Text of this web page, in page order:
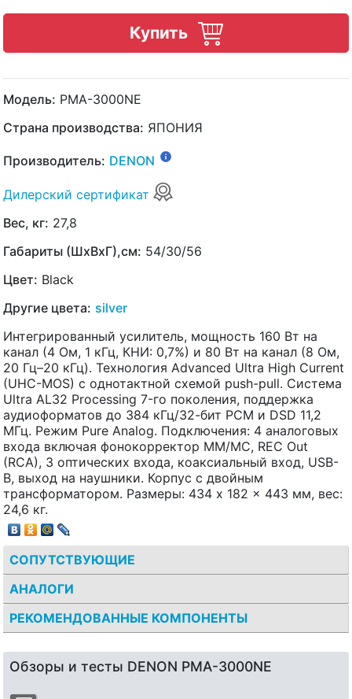
Купить
Модель: PMA-3000NE
Страна производства: ЯПОНИЯ
Производитель: DENON
Дилерский сертификат
Вес, кг: 27,8
Габариты (ШхВхГ),см: 54/30/56
Цвет: Black
Другие цвета: silver
Интегрированный усилитель, мощность 160 Вт на
канал (4 Ом, 1 кГц, КНИ: 0,7%) и 80 Вт на канал (8 Ом,
20 Гц–20 кГц). Технология Advanced Ultra High Current
(UHC-MOS) с однотактной схемой push-pull. Система
Ultra AL32 Processing 7-го поколения, поддержка
аудиоформатов до 384 кГц/32-бит PCM и DSD 11,2
МГц. Режим Pure Analog. Подключения: 4 аналоговых
входа включая фонокорректор MM/MC, REC Out
(RCA), 3 оптических входа, коаксиальный вход, USB-
B, выход на наушники. Корпус с двойным
трансформатором. Размеры: 434 x 182 x 443 мм, вес:
24,6 кг.
СОПУТСТВУЮЩИЕ
АНАЛОГИ
РЕКОМЕНДОВАННЫЕ КОМПОНЕНТЫ
Обзоры и тесты DENON PMA-3000NE